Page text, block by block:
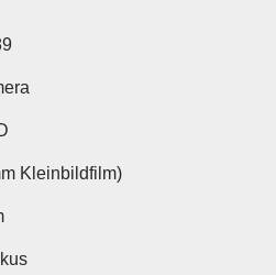
Kleinbildfilm)